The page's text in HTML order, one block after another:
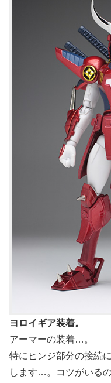
ヨロイギア装着。
アーマーの装着…。
特にヒンジ部分の接続
します…。コツがいる